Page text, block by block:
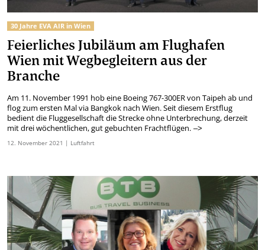
30 Jahre EVA AIR in Wien
Feierliches Jubiläum am Flughafen
Wien mit Wegbegleitern aus der
Branche
Am 11. November 1991 hob eine Boeing 767-300ER von Taipeh ab und
flog zum ersten Mal via Bangkok nach Wien. Seit diesem Erstflug
bedient die Fluggesellschaft die Strecke ohne Unterbrechung, derzeit
mit drei wöchentlichen, gut gebuchten Frachtflügen.–>
12. November2021 | Luftfahrt